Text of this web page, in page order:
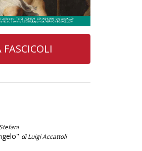
di Luigi Accattoli